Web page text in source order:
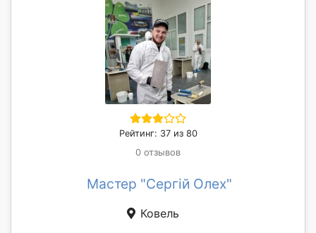
Рейтинг: 37 из 80
0 отзывов
Мастер "Сергій Олех"
Ковель